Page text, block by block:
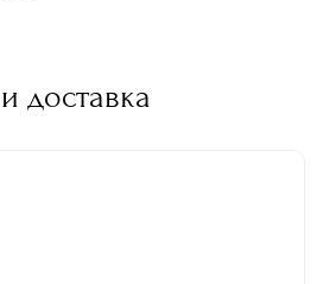
доставка